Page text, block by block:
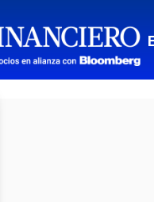
el artículo actual
el artículo actual
el artículo actual
el artículo actual